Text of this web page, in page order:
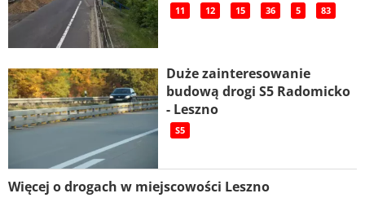
11 12 15 36 5 83
Duże zainteresowanie
budową drogi S5 Radomicko
- Leszno
S5
Więcej o drogach w miejscowości Leszno